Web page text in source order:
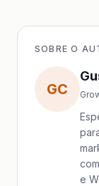
SOBRE O
GC
e